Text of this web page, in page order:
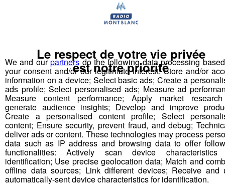
C'est l'une des dernières guitares sur laquelle a
joué le chanteur de Nirvana. Dans un mois, le mythique
enchères sur le site "Cooper Owen auction", le précieux
objet devrait rapporter plus de 100.000 livres à son
actuel propriétaire.
Pour l'anecdote, lors d'un concert à Rennes en février
1994, Kurt Cobain décide de faire don de l'une de ses
guitares à un membre de l'assistance. Une Fender
Stratocaster noire et blanche à l'origine destinée à être
brisée sur scène et précédemment utilisée lors de la
dernière tournée américaine. Vingt ans après, Guillaume
Enault, l'heureux élu a choisi de se délester de
l'instrument.
We and ourpartnersdo the following data processing
your consent and/or our legitimate interest: Store and/or
information on a device; Select basic ads; Create a
ads profile; Select personalised ads; Measure ad
Measure content performance; Apply market
generate audience insights; Develop and improve
Create a personalised content profile; Select
content; Ensure security, prevent fraud, and debug;
deliver ads or content. These technologies may process
data such as IP address and browsing data to offer
functionalities: Actively scan device characteristics
identification; Use precise geolocation data; Match and
offline data sources; Link different devices; Receive and
automatically-sent device characteristics for identification.
Le respect de votre vie privée
est notre priorité